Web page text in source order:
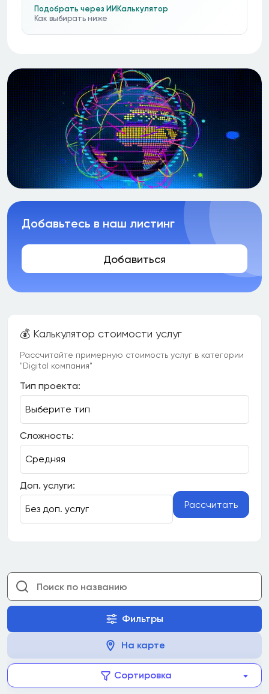
Подобрать через ИИ Калькулятор
Как выбирать ниже
Добавьтесь в наш листинг
Добавиться
💰 Калькулятор стоимости услуг
Рассчитайте примерную стоимость услуг в категории
"Digital компания"
Тип проекта:
Сложность:
Доп. услуги:
Рассчитать
Фильтры
На карте
Сортировка